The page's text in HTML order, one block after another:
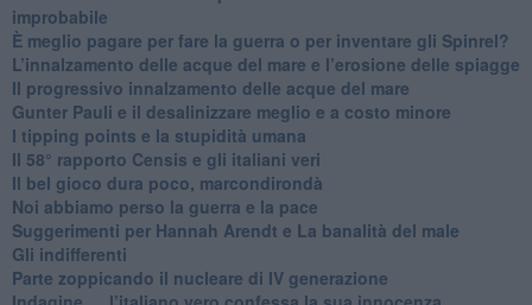
improbabile
È meglio pagare per fare la guerra o per inventare gli Spinrel?
​L’innalzamento delle acque del mare e l’erosione delle spiagge
​Il progressivo innalzamento delle acque del mare
​Gunter Pauli e il desalinizzare meglio e a costo minore
I tipping points e la stupidità umana
​Il 58° rapporto Censis e gli italiani veri
​Il bel gioco dura poco, marcondirondà
Noi abbiamo perso la guerra e la pace
Suggerimenti per Hannah Arendt e La banalità del male
​Gli indifferenti
Parte zoppicando il nucleare di IV generazione